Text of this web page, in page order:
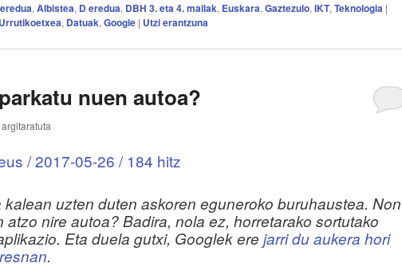
, Albistea, D eredua, DBH 3. eta 4. mailak, Euskara, Gaztezulo, IKT, Teknologia |
, Datuak, Google | Utzi erantzuna
nuen autoa?
argitaratuta
/ 2017-05-26 / 184 hitz
kalean uzten duten askoren eguneroko buruhaustea. Non
atzo nire autoa? Badira, nola ez, horretarako sortutako
Eta duela gutxi, Googlek ere jarri du aukera hori
.